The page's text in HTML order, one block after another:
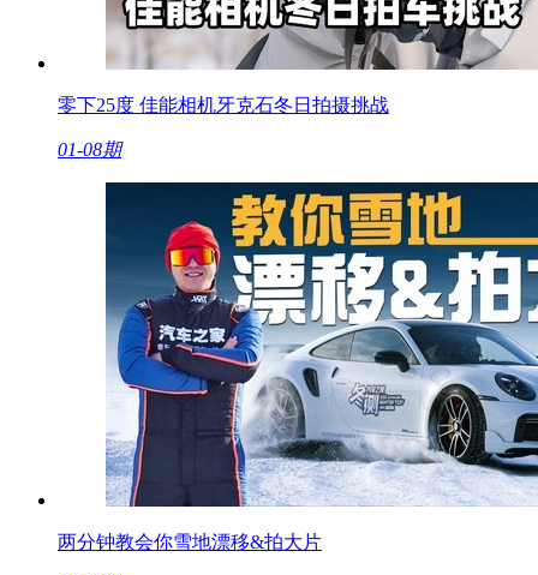
零下25度 佳能相机牙克石冬日拍摄挑战
01-08期
两分钟教会你雪地漂移&拍大片